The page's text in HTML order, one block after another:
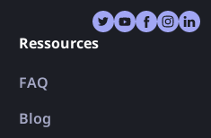
applications de
pour iPhone et Android
Ressources
FAQ
Blog